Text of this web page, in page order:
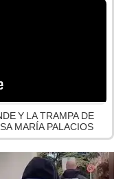
Y LA TRAMPA DE
MARÍA PALACIOS